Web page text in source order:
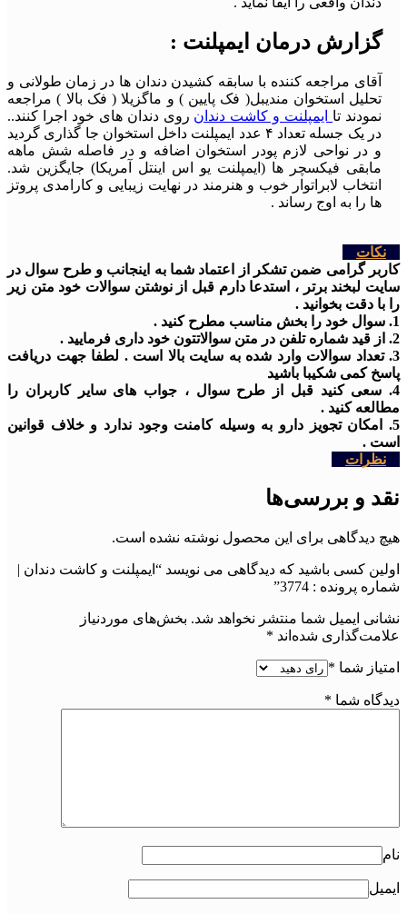
گزارش درمان ایمپلنت :
آقای مراجعه کننده با سابقه کشیدن دندان ها در زمان طولانی و
تحلیل استخوان مندیبل( فک پایین ) و ماگزیلا ( فک بالا ) مراجعه
نمودند تا ایمپلنت و کاشت دندان روی دندان های خود اجرا کنند..
در یک جسله تعداد ۴ عدد ایمپلنت داخل استخوان جا گذاری گردید
و در نواحی لازم پودر استخوان اضافه و در فاصله شش ماهه
مابقی فیکسچر ها (ایمپلنت یو اس اینتل آمریکا) جایگزین شد.
انتخاب لابراتوار خوب و هنرمند در نهایت زیبایی و کارامدی پروتز
ها را به اوج رساند .
نکات
کاربر گرامی ضمن تشکر از اعتماد شما به اینجانب و طرح سوال در
سایت لبخند برتر ، استدعا دارم قبل از نوشتن سوالات خود متن زیر
را با دقت بخوانید .
1. سوال خود را بخش مناسب مطرح کنید .
2. از قید شماره تلفن در متن سوالاتتون خود داری فرمایید .
3. تعداد سوالات وارد شده به سایت بالا است . لطفا جهت دریافت
پاسخ کمی شکیبا باشید
4. سعی کنید قبل از طرح سوال ، جواب های سایر کاربران را
مطالعه کنید .
5. امکان تجویز دارو به وسیله کامنت وجود ندارد و خلاف قوانین
است .
نظرات
نقد و بررسی‌ها
هیچ دیدگاهی برای این محصول نوشته نشده است.
اولین کسی باشید که دیدگاهی می نویسد “ایمپلنت و کاشت دندان |
شماره پرونده : 3774”
نشانی ایمیل شما منتشر نخواهد شد. بخش‌های موردنیاز
علامت‌گذاری شده‌اند *
امتیاز شما *
دیدگاه شما *
نام
ایمیل